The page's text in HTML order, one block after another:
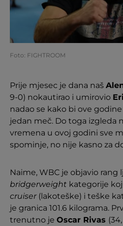
Foto: FIGHTROOM
Prije mjesec je dana naš
9-0) nokautirao i umirovio
nadao se kako bi ove
jedan meč. Do toga izgleda
vremena u ovoj godini sve
spominje, no nije kasno za
Naime, WBC je objavio rang
bridgerweight kategorije
cruiser (lakoteške) i teške
je granica 101.6 kilograma.
trenutno je Oscar Rivas